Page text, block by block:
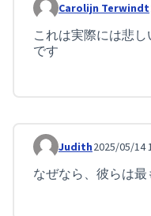
コメント 123
Carolijn Terwindt
これは実際には悲
です
コメント 142
Judith2025/05/14
なぜなら、彼らは